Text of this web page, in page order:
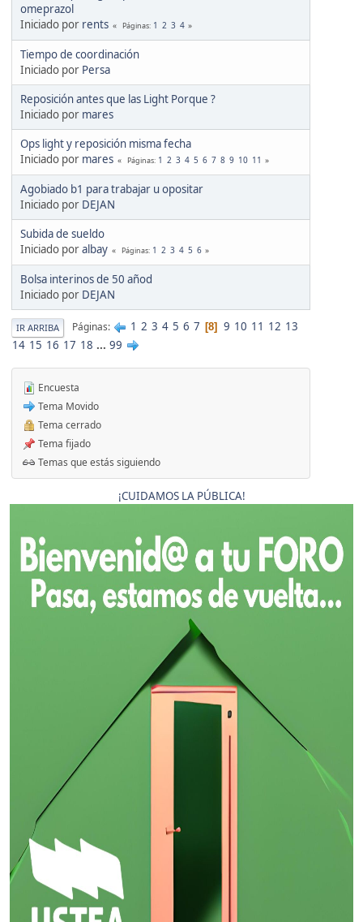
omeprazol
Iniciado por rents Páginas 1 2 3 4
Tiempo de coordinación
Iniciado por Persa
Reposición antes que las Light Porque ?
Iniciado por mares
Ops light y reposición misma fecha
Iniciado por mares Páginas 1 2 3 4 5 6 7 8 9 10 11
Agobiado b1 para trabajar u opositar
Iniciado por DEJAN
Subida de sueldo
Iniciado poralbay Páginas 1 2 3 4 5 6
Bolsa interinos de 50 añod
Iniciado por DEJAN
IR ARRIBA Páginas 1 2 3 4 5 6 7 8 9 10 11 12 13
14 15 16 17 18 ... 99
Encuesta
Tema Movido
Tema cerrado
Tema fijado
Temas que estás siguiendo
¡CUIDAMOS LA PÚBLICA!